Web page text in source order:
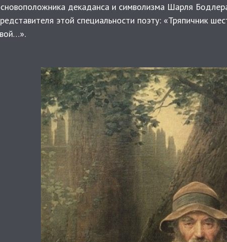
декаданса и символизма Шарля
этой специальности поэту: «Тряпичник